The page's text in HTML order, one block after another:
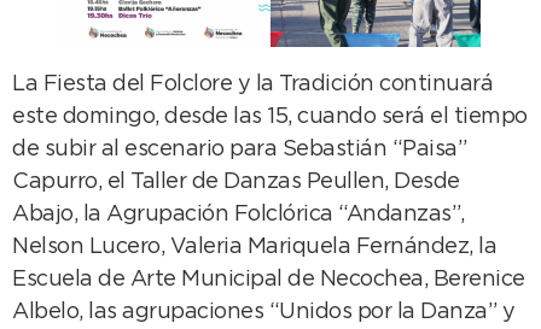
La Fiesta del Folclore y la Tradición continuará
este domingo, desde las 15, cuando será el tiempo
de subir al escenario para Sebastián “Paisa”
Capurro, el Taller de Danzas Peullen, Desde
Abajo, la Agrupación Folclórica “Andanzas”,
Nelson Lucero, Valeria Mariquela Fernández, la
Escuela de Arte Municipal de Necochea, Berenice
Albelo, las agrupaciones “Unidos por la Danza” y